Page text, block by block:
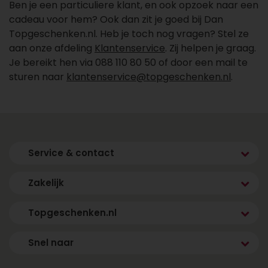
Ben je een particuliere klant, en ook opzoek naar een
cadeau voor hem? Ook dan zit je goed bij Dan
Topgeschenken.nl. Heb je toch nog vragen? Stel ze
aan onze afdeling Klantenservice. Zij helpen je graag.
Je bereikt hen via 088 110 80 50 of door een mail te
sturen naar klantenservice@topgeschenken.nl.
Service & contact
Zakelijk
Topgeschenken.nl
Snel naar